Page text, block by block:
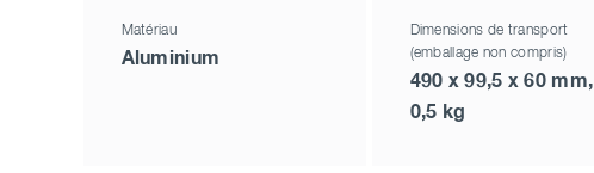
Matériau
Aluminium
Dimensions de transport
(emballage non compris)
490 x 99,5 x 60 mm,
0,5 kg